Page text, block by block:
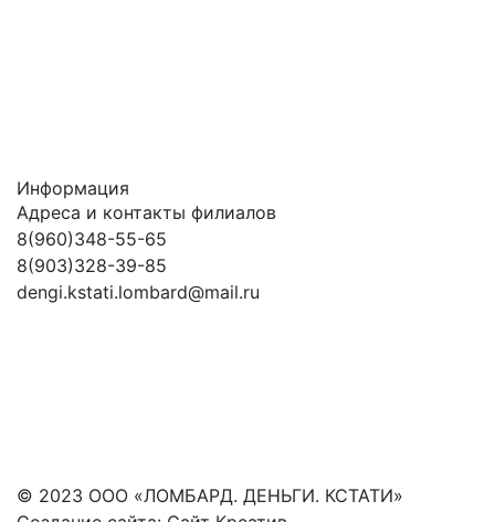
Информация
Адреса и контакты филиалов
8(960)348-55-65
8(903)328-39-85
dengi.kstati.lombard@mail.ru
© 2023 ООО «ЛОМБАРД. ДЕНЬГИ. КСТАТИ»